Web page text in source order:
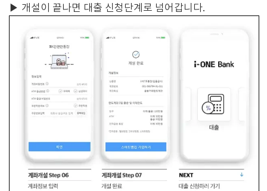
▶ 개설이 끝나면 대출 신청단계로 넘어갑니다.